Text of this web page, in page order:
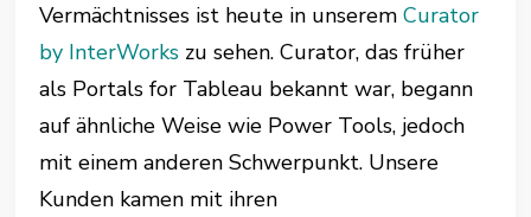
Vermächtnisses ist heute in unseremCurator
by InterWorks zu sehen. Curator, das früher
als Portals for Tableau bekannt war, begann
auf ähnliche Weise wie Power Tools, jedoch
mit einem anderen Schwerpunkt. Unsere
Kunden kamen mit ihren